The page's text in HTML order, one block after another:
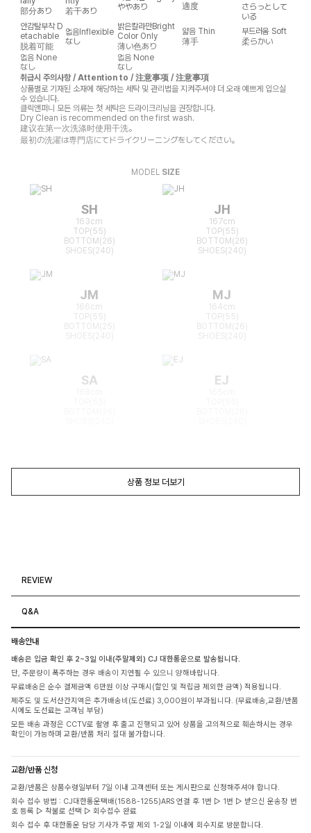
部分あり
若干あり
ややあり
適度
さらっとして
いる
안감탈부착 D
etachable
脱着可能
없음Inflexible
なし
밝은칼라만Bright
Color Only
薄い色あり
얇음 Thin
薄手
부드러움 Soft
柔らかい
없음 None
なし
없음 None
なし
취급시 주의사항 / Attention to / 注意事项 / 注意事項
상품별로 기재된 소재에 해당하는 세탁 및 관리법을 지켜주셔야 더 오래 예쁘게 입으실
수 있습니다.
클릭앤퍼니 모든 의류는 첫 세탁은 드라이크리닝을 권장합니다.
Dry Clean is recommended on the first wash.
建议在第一次洗涤时使用干洗。
最初の洗濯は専門店にてドライクリーニングをしてください。
MODEL SIZE
SH
163cm
TOP(55)
BOTTOM(26)
SHOES(240)
JH
167cm
TOP(55)
BOTTOM(26)
SHOES(240)
JM
166cm
TOP(55)
BOTTOM(25)
MJ
164cm
TOP(55)
BOTTOM(26)
SA EJ
상품 정보 더보기
REVIEW
Q&A
배송안내
배송은 입금 확인 후 2~3일 이내(주말제외) CJ 대한통운으로 발송됩니다.
단, 주문량이 폭주하는 경우 배송이 지연될 수 있으니 양해바랍니다.
무료배송은 순수 결제금액 6만원 이상 구매시(할인 및 적립금 제외한 금액) 적용됩니다.
제주도 및 도서산간지역은 추가배송비(도선료) 3,000원이 부과됩니다. (무료배송,교환/반품
시에도 도선료는 고객님 부담)
모든 배송 과정은 CCTV로 촬영 후 출고 진행되고 있어 상품을 고의적으로 훼손하시는 경우
확인이 가능하며 교환/반품 처리 절대 불가합니다.
교환/반품 신청
교환/반품은 상품수령일부터 7일 이내 고객센터 또는 게시판으로 신청해주셔야 합니다.
회수 접수 방법 : CJ대한통운택배(1588-1255)ARS 연결 후 1번 ▷ 1번 ▷ 받으신 운송장 번
호 등록 ▷ 착불로 선택 ▷ 회수접수 완료
회수 접수 후 대한통운 담당 기사가 주말 제외 1-2일 이내에 회수지로 방문합니다.